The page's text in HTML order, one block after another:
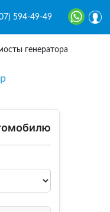
594-49-49
генератора